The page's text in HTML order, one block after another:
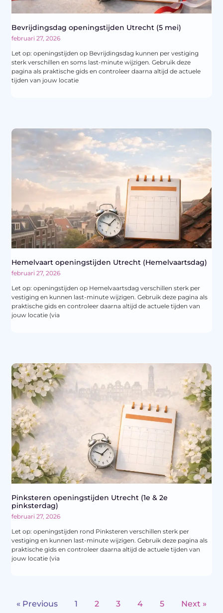
Bevrijdingsdag openingstijden Utrecht (5 mei)
februari 27, 2026
Let op: openingstijden op Bevrijdingsdag kunnen per vestiging
sterk verschillen en soms last-minute wijzigen. Gebruik deze
pagina als praktische gids en controleer daarna altijd de actuele
tijden van jouw locatie
Hemelvaart openingstijden Utrecht (Hemelvaartsdag)
februari 27, 2026
Let op: openingstijden op Hemelvaartsdag verschillen sterk per
vestiging en kunnen last-minute wijzigen. Gebruik deze pagina als
praktische gids en controleer daarna altijd de actuele tijden van
jouw locatie (via
Pinksteren openingstijden Utrecht (1e & 2e
pinksterdag)
februari 27, 2026
Let op: openingstijden rond Pinksteren verschillen sterk per
vestiging en kunnen last-minute wijzigen. Gebruik deze pagina als
praktische gids en controleer daarna altijd de actuele tijden van
jouw locatie (via
« Previous 1 2 3 4 5 Next »